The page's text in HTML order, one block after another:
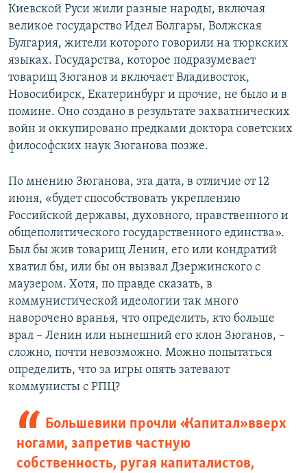
Киевской Руси жили разные народы, включая
великое государство Идел Болгары, Волжская
Булгария, жители которого говорили на тюркских
языках. Государства, которое подразумевает
товарищ Зюганов и включает Владивосток,
Новосибирск, Екатеринбург и прочие, не было и в
помине. Оно создано в результате захватнических
войн и оккупировано предками доктора советских
философских наук Зюганова позже.
По мнению Зюганова, эта дата, в отличие от 12
июня, «будет способствовать укреплению
Российской державы, духовного, нравственного и
общеполитического государственного единства».
Был бы жив товарищ Ленин, его или кондратий
хватил бы, или бы он вызвал Дзержинского с
маузером. Хотя, по правде сказать, в
коммунистической идеологии так много
наворочено вранья, что определить, кто больше
врал – Ленин или нынешний его клон Зюганов, –
сложно, почти невозможно. Можно попытаться
определить, что за игры опять затевают
коммунисты с РПЦ?
Большевики прочли «Капитал» вверх
ногами, запретив частную
собственность, ругая капиталистов,